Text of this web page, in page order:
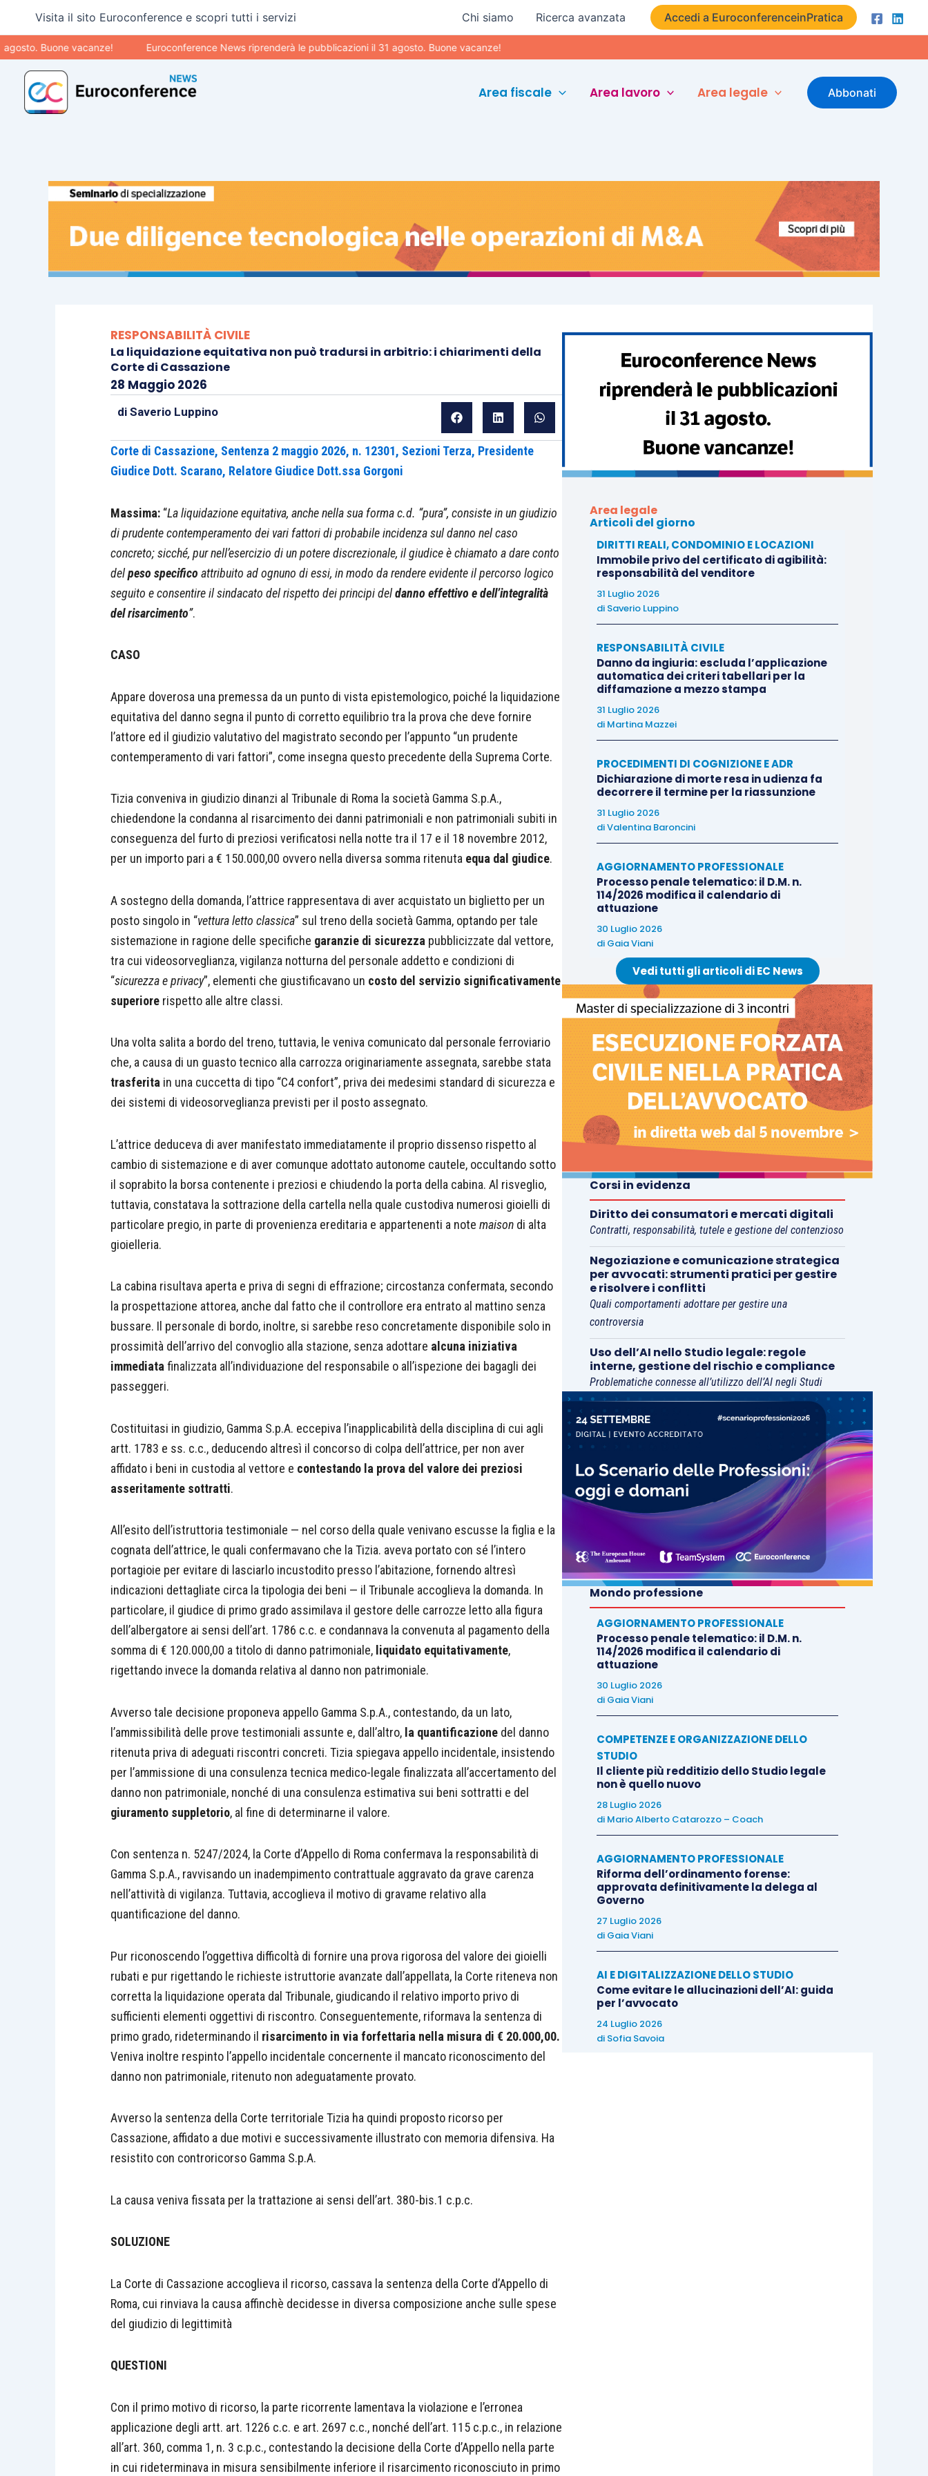
contenuto
Visita il sito Euroconference e scopri tutti i servizi Chi siamo Ricerca avanzata Accedi a EuroconferenceinPratica
vacanze! Euroconference News riprenderà le pubblicazioni il 31 agosto. Buone vacanze!
Area fiscale Area lavoro Area legale Abbonati
RESPONSABILITÀ CIVILE
La liquidazione equitativa non può tradursi in arbitrio: i chiarimenti della
Corte di Cassazione
28 Maggio 2026
di Saverio Luppino
Corte di Cassazione, Sentenza 2 maggio 2026, n. 12301, Sezioni Terza, Presidente
Giudice Dott. Scarano, Relatore Giudice Dott.ssa Gorgoni
Massima: “La liquidazione equitativa, anche nella sua forma c.d. “pura”, consiste in un giudizio
di prudente contemperamento dei vari fattori di probabile incidenza sul danno nel caso
concreto; sicché, pur nell’esercizio di un potere discrezionale, il giudice è chiamato a dare conto
delpeso specifico attribuito ad ognuno di essi, in modo da rendere evidente il percorso logico
seguito e consentire il sindacato del rispetto dei principi deldanno effettivo e dell’integralità
del risarcimento”.
CASO
Appare doverosa una premessa da un punto di vista epistemologico, poiché la liquidazione
equitativa del danno segna il punto di corretto equilibrio tra la prova che deve fornire
l’attore ed il giudizio valutativo del magistrato secondo per l’appunto “un prudente
contemperamento di vari fattori”, come insegna questo precedente della Suprema Corte.
Tizia conveniva in giudizio dinanzi al Tribunale di Roma la società Gamma S.p.A.,
chiedendone la condanna al risarcimento dei danni patrimoniali e non patrimoniali subiti in
conseguenza del furto di preziosi verificatosi nella notte tra il 17 e il 18 novembre 2012,
per un importo pari a € 150.000,00 ovvero nella diversa somma ritenuta equa dal giudice.
A sostegno della domanda, l’attrice rappresentava di aver acquistato un biglietto per un
posto singolo in “vettura letto classica” sul treno della società Gamma, optando per tale
sistemazione in ragione delle specifiche garanzie di sicurezza pubblicizzate dal vettore,
tra cui videosorveglianza, vigilanza notturna del personale addetto e condizioni di
“sicurezza e privacy”, elementi che giustificavano un costo del servizio significativamente
superiore rispetto alle altre classi.
Una volta salita a bordo del treno, tuttavia, le veniva comunicato dal personale ferroviario
che, a causa di un guasto tecnico alla carrozza originariamente assegnata, sarebbe stata
trasferita in una cuccetta di tipo “C4 confort”, priva dei medesimi standard di sicurezza e
dei sistemi di videosorveglianza previsti per il posto assegnato.
L’attrice deduceva di aver manifestato immediatamente il proprio dissenso rispetto al
cambio di sistemazione e di aver comunque adottato autonome cautele, occultando sotto
il soprabito la borsa contenente i preziosi e chiudendo la porta della cabina. Al risveglio,
tuttavia, constatava la sottrazione della cartella nella quale custodiva numerosi gioielli di
particolare pregio, in parte di provenienza ereditaria e appartenenti a note maison di alta
gioielleria.
La cabina risultava aperta e priva di segni di effrazione; circostanza confermata, secondo
la prospettazione attorea, anche dal fatto che il controllore era entrato al mattino senza
bussare. Il personale di bordo, inoltre, si sarebbe reso concretamente disponibile solo in
prossimità dell’arrivo del convoglio alla stazione, senza adottare alcuna iniziativa
immediata finalizzata all’individuazione del responsabile o all’ispezione dei bagagli dei
passeggeri.
Costituitasi in giudizio, Gamma S.p.A. eccepiva l’inapplicabilità della disciplina di cui agli
artt. 1783 e ss. c.c., deducendo altresì il concorso di colpa dell’attrice, per non aver
affidato i beni in custodia al vettore e contestando la prova del valore dei preziosi
asseritamente sottratti.
All’esito dell’istruttoria testimoniale — nel corso della quale venivano escusse la figlia e la
cognata dell’attrice, le quali confermavano che la Tizia. aveva portato con sé l’intero
portagioie per evitare di lasciarlo incustodito presso l’abitazione, fornendo altresì
indicazioni dettagliate circa la tipologia dei beni — il Tribunale accoglieva la domanda. In
particolare, il giudice di primo grado assimilava il gestore delle carrozze letto alla figura
dell’albergatore ai sensi dell’art. 1786 c.c. e condannava la convenuta al pagamento della
somma di € 120.000,00 a titolo di danno patrimoniale, liquidato equitativamente,
rigettando invece la domanda relativa al danno non patrimoniale.
Avverso tale decisione proponeva appello Gamma S.p.A., contestando, da un lato,
l’ammissibilità delle prove testimoniali assunte e, dall’altro, la quantificazione del danno
ritenuta priva di adeguati riscontri concreti. Tizia spiegava appello incidentale, insistendo
per l’ammissione di una consulenza tecnica medico-legale finalizzata all’accertamento del
danno non patrimoniale, nonché di una consulenza estimativa sui beni sottratti e del
giuramento suppletorio, al fine di determinarne il valore.
Con sentenza n. 5247/2024, la Corte d’Appello di Roma confermava la responsabilità di
Gamma S.p.A., ravvisando un inadempimento contrattuale aggravato da grave carenza
nell’attività di vigilanza. Tuttavia, accoglieva il motivo di gravame relativo alla
quantificazione del danno.
Pur riconoscendo l’oggettiva difficoltà di fornire una prova rigorosa del valore dei gioielli
rubati e pur rigettando le richieste istruttorie avanzate dall’appellata, la Corte riteneva non
corretta la liquidazione operata dal Tribunale, giudicando il relativo importo privo di
sufficienti elementi oggettivi di riscontro. Conseguentemente, riformava la sentenza di
primo grado, rideterminando il risarcimento in via forfettaria nella misura di € 20.000,00.
Veniva inoltre respinto l’appello incidentale concernente il mancato riconoscimento del
danno non patrimoniale, ritenuto non adeguatamente provato.
Avverso la sentenza della Corte territoriale Tizia ha quindi proposto ricorso per
Cassazione, affidato a due motivi e successivamente illustrato con memoria difensiva. Ha
resistito con controricorso Gamma S.p.A.
La causa veniva fissata per la trattazione ai sensi dell’art. 380-bis.1 c.p.c.
SOLUZIONE
La Corte di Cassazione accoglieva il ricorso, cassava la sentenza della Corte d’Appello di
Roma, cui rinviava la causa affinchè decidesse in diversa composizione anche sulle spese
del giudizio di legittimità
QUESTIONI
Con il primo motivo di ricorso, la parte ricorrente lamentava la violazione e l’erronea
applicazione degli artt. art. 1226 c.c. e art. 2697 c.c., nonché dell’art. 115 c.p.c., in relazione
all’art. 360, comma 1, n. 3 c.p.c., contestando la decisione della Corte d’Appello nella parte
in cui rideterminava in misura sensibilmente inferiore il risarcimento riconosciuto in primo
Area legale
Articoli del giorno
DIRITTI REALI, CONDOMINIO E LOCAZIONI
Immobile privo del certificato di agibilità:
responsabilità del venditore
31 Luglio 2026
di Saverio Luppino
RESPONSABILITÀ CIVILE
Danno da ingiuria: escluda l’applicazione
automatica dei criteri tabellari per la
diffamazione a mezzo stampa
31 Luglio 2026
di Martina Mazzei
PROCEDIMENTI DI COGNIZIONE E ADR
Dichiarazione di morte resa in udienza fa
decorrere il termine per la riassunzione
31 Luglio 2026
diValentina Baroncini
AGGIORNAMENTO PROFESSIONALE
Processo penale telematico: il D.M. n.
114/2026 modifica il calendario di
attuazione
30 Luglio 2026
di Gaia Viani
Vedi tutti gli articoli di EC News
Corsi in evidenza
Diritto dei consumatori e mercati digitali
Contratti, responsabilità, tutele e gestione del contenzioso
Negoziazione e comunicazione strategica
per avvocati: strumenti pratici per gestire
e risolvere i conflitti
Quali comportamenti adottare per gestire una
controversia
Uso dell’AI nello Studio legale: regole
interne, gestione del rischio e compliance
Problematiche connesse all’utilizzo dell’AI negli Studi
Mondo professione
AGGIORNAMENTO PROFESSIONALE
Processo penale telematico: il D.M. n.
114/2026 modifica il calendario di
attuazione
30 Luglio 2026
di Gaia Viani
COMPETENZE E ORGANIZZAZIONE DELLO
STUDIO
Il cliente più redditizio dello Studio legale
non è quello nuovo
28 Luglio 2026
di Mario Alberto Catarozzo – Coach
AGGIORNAMENTO PROFESSIONALE
Riforma dell’ordinamento forense:
approvata definitivamente la delega al
Governo
27 Luglio 2026
di Gaia Viani
AI E DIGITALIZZAZIONE DELLO STUDIO
Come evitare le allucinazioni dell’AI: guida
per l’avvocato
24 Luglio 2026
di Sofia Savoia